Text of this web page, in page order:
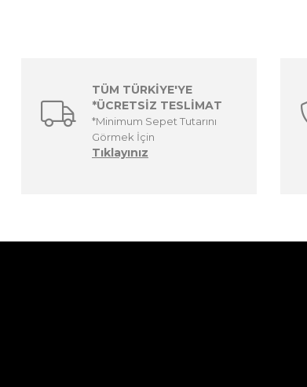
TÜM TÜRKİYE'YE
*ÜCRETSİZ TESLİMAT
*Minimum Sepet Tutarını
Görmek İçin
Tıklayınız